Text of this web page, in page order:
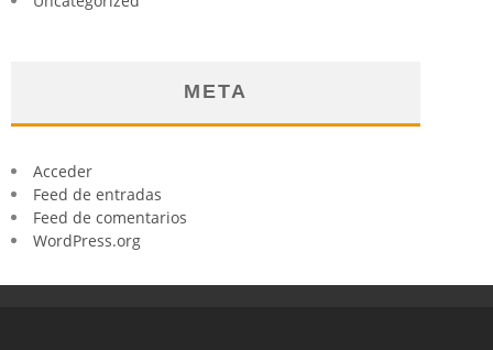
META
Acceder
Feed de entradas
Feed de comentarios
WordPress.org